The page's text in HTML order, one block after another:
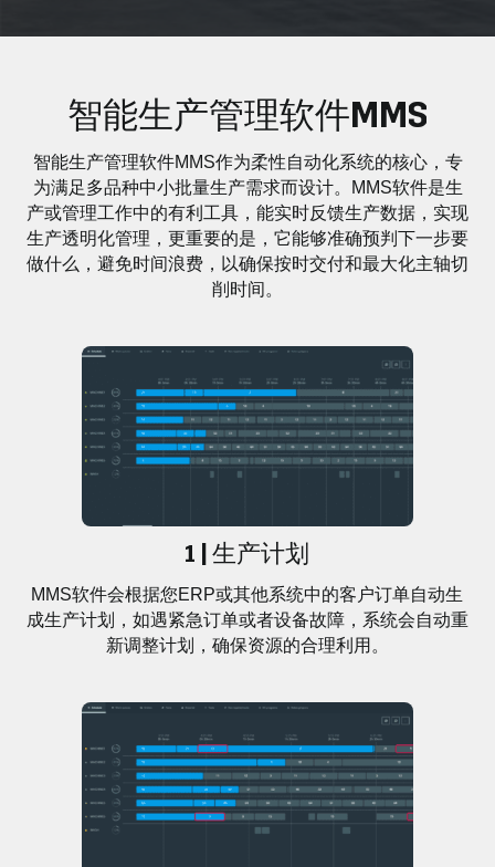
智能生产管理软件MMS
智能生产管理软件MMS作为柔性自动化系统的核心，专
为满足多品种中小批量生产需求而设计。MMS软件是生
产或管理工作中的有利工具，能实时反馈生产数据，实现
生产透明化管理，更重要的是，它能够准确预判下一步要
做什么，避免时间浪费，以确保按时交付和最大化主轴切
削时间。
1 | 生产计划
MMS软件会根据您ERP或其他系统中的客户订单自动生
成生产计划，如遇紧急订单或者设备故障，系统会自动重
新调整计划，确保资源的合理利用。